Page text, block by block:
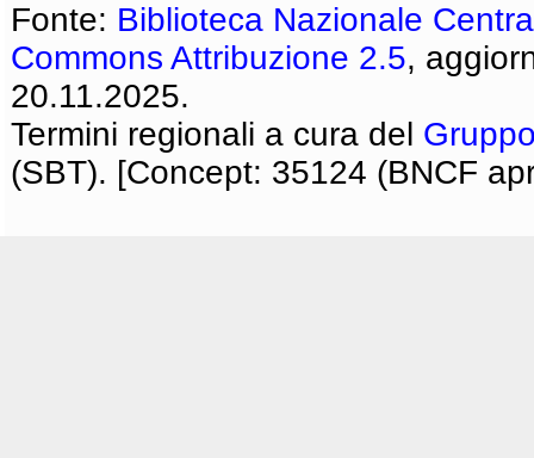
Fonte: Biblioteca Nazionale
Commons Attribuzione 2.5,
20.11.2025.
Termini regionali a cura del
(SBT). [Concept: 35124 (BNCF